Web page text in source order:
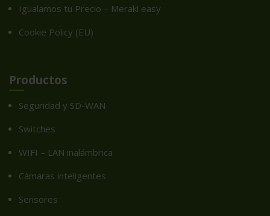
Igualamos tu Precio – Meraki easy
Cookie Policy (EU)
Productos
Seguridad y SD-WAN
Switches
WIFI – LAN inalámbrica
Cámaras inteligentes
Sensores